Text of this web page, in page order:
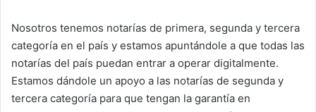
Nosotros tenemos notarías de primera, segunda y tercera
categoría en el país y estamos apuntándole a que todas las
notarías del país puedan entrar a operar digitalmente.
Estamos dándole un apoyo a las notarías de segunda y
tercera categoría para que tengan la garantía en